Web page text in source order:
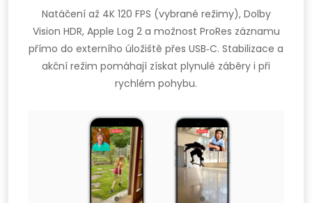
Natáčení až 4K 120 FPS (vybrané režimy), Dolby
Vision HDR, Apple Log 2 a možnost ProRes záznamu
přímo do externího úložiště přes USB‑C. Stabilizace a
akční režim pomáhají získat plynulé záběry i při
rychlém pohybu.